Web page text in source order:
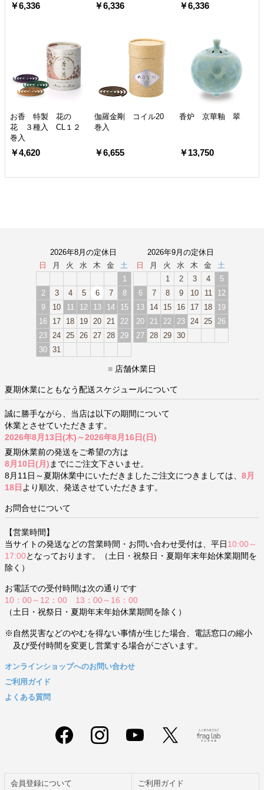
￥6,336 ￥6,336 ￥6,336
お香 特製 花の
花 ３種入 CL１２
巻入
￥4,620
伽羅金剛 コイル20
巻入
￥6,655
香炉 京華釉 翠
￥13,750
2026年8月の定休日
日
月 火 水 木 金
土
1
2
3 4 5 6 7
8
9
10 11 12 13 14
15
16
17 18 19 20 21
22
23
24 25 26 27 28
29
30 31
2026年9月の定休日
日
月 火 水 木 金
土
1
2 3 4
5
6
7 8 9 10 11
12
13
14 15 16 17 18
19
20
21 22 23 24 25
26
27
28 29 30
■ 店舗休業日
夏期休業にともなう配送スケジュールについて
誠に勝手ながら、当店は以下の期間について
休業とさせていただきます。
2026年8月13日(木)～2026年8月16日(日)
夏期休業前の発送をご希望の方は
8月10日(月) までにご注文下さいませ。
8月11日～夏期休業中にいただきましたご注文につきましては、 8月
18日 より順次、発送させていただきます。
お問合せについて
【営業時間】
当サイトの発送などの営業時間・お問い合わせ受付は、平日 10:00～
17:00となっております。（土日・祝祭日・夏期年末年始休業期間を
除く）
お電話での受付時間は次の通りです
10：00～12：00 13：00～16：00
（土日・祝祭日・夏期年末年始休業期間を除く）
※自然災害などのやむを得ない事情が生じた場合、電話窓口の縮小
及び受付時間を変更し営業する場合がございます。
オンラインショップへのお問い合わせ
ご利用ガイド
よくある質問
会員登録について ご利用ガイド